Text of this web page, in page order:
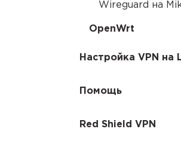
Wireguard на
OpenWrt
Настройка VPN на
Помощь
Red Shield VPN